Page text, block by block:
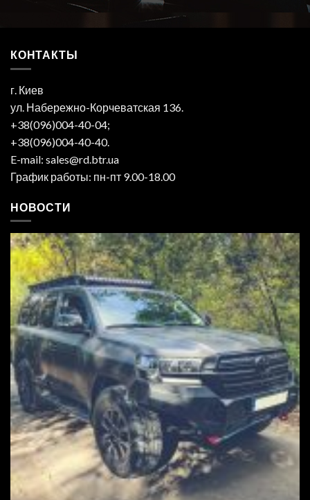
КОНТАКТЫ
г. Киев
ул. Набережно-Корчеватская 136.
+38(096)004-40-04;
+38(096)004-40-40.
E-mail: sales@rd.btr.ua
График работы: пн-пт 9.00-18.00
НОВОСТИ